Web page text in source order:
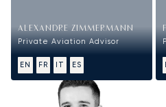
ALEXANDRE ZIMMERMANN
Private Aviation Advisor
EN FR IT ES